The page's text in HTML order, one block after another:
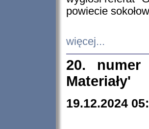
powiecie
więcej...
20. numer
Materiały'
19.12.2024